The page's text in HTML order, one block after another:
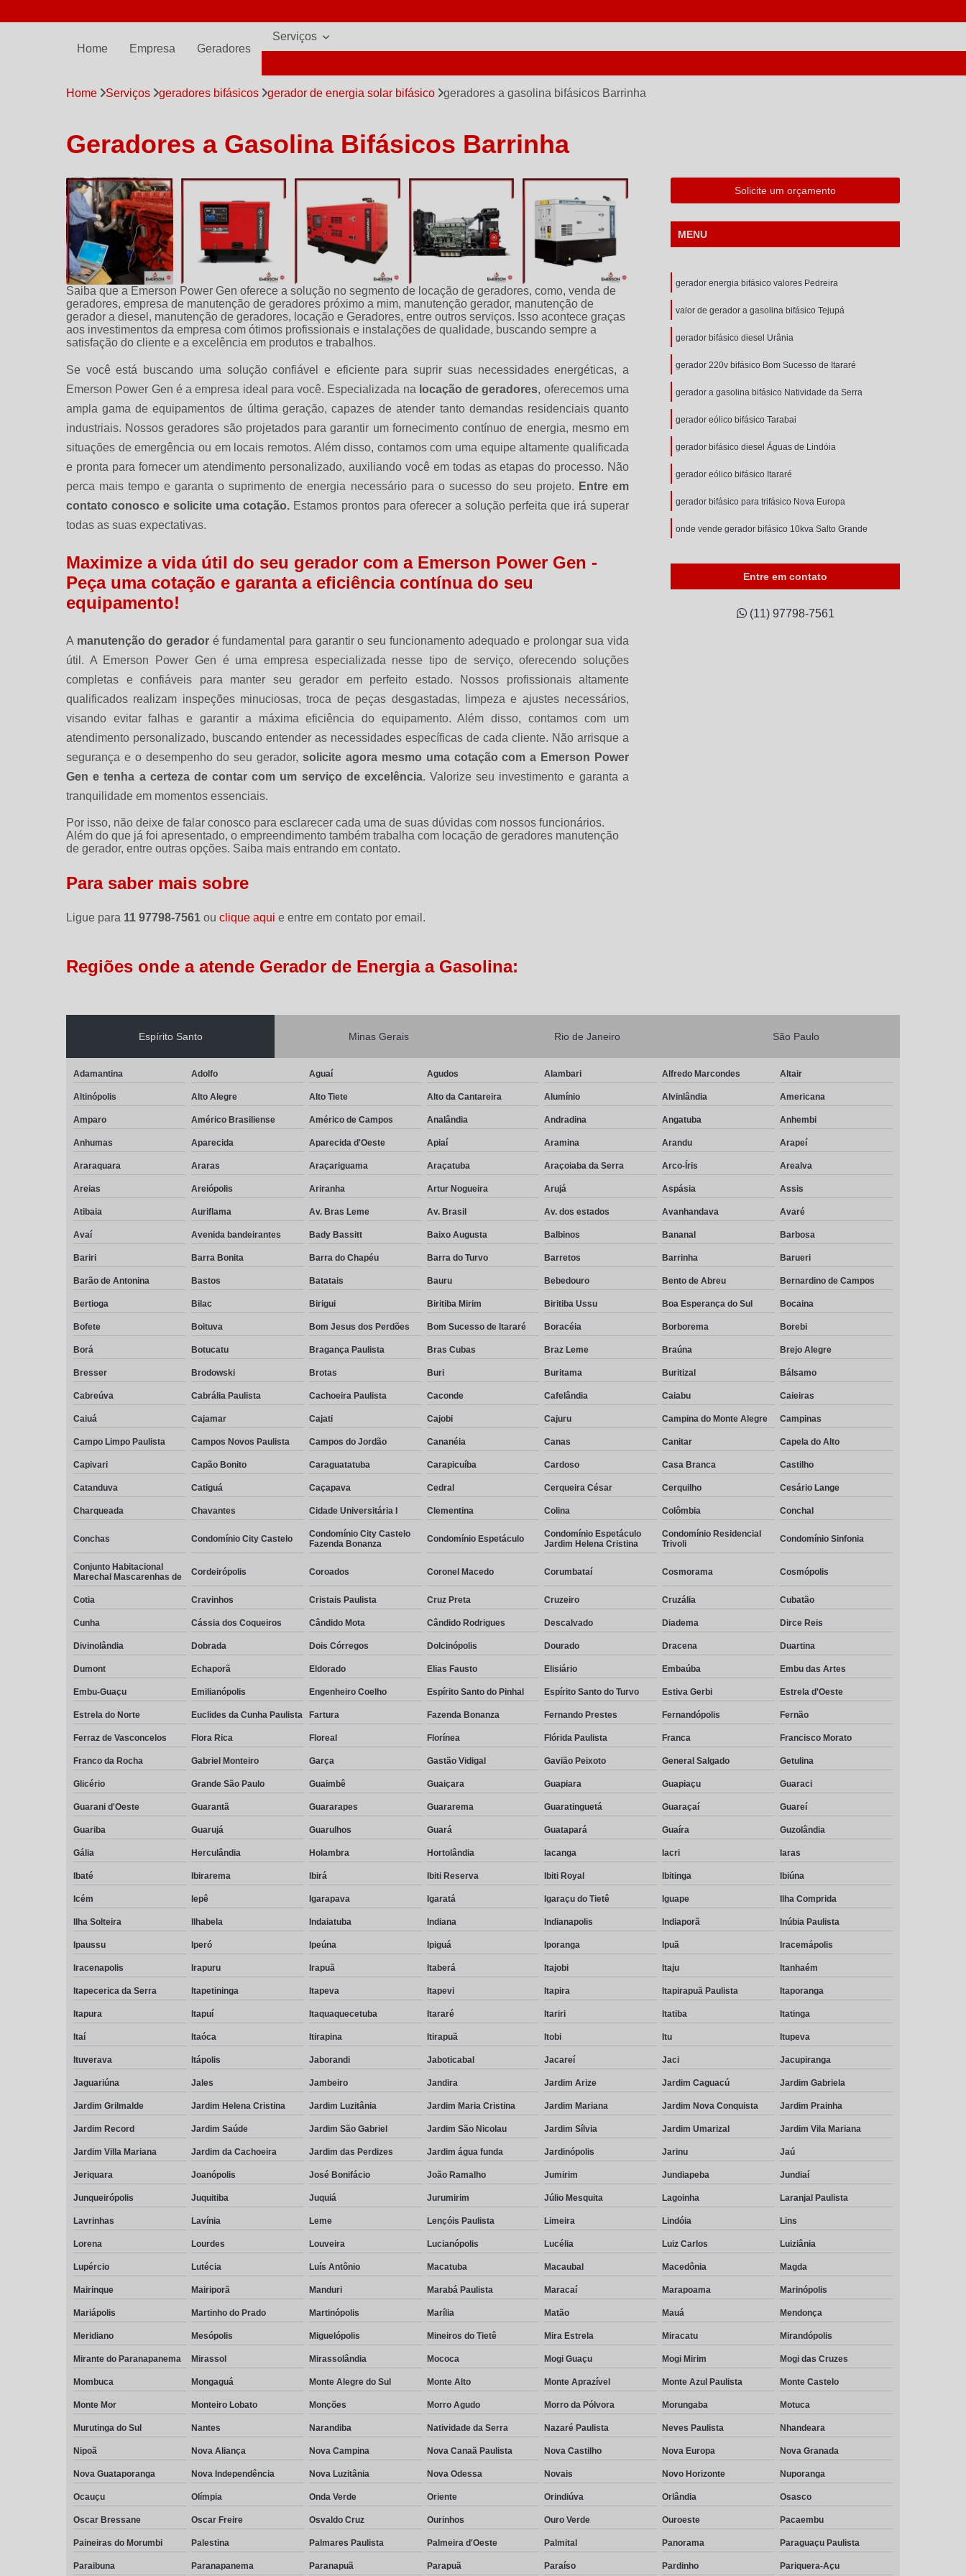
Home Empresa Geradores
Serviços
Home Serviços geradores bifásicos gerador de energia solar bifásico geradores a gasolina bifásicos Barrinha
Geradores a Gasolina Bifásicos Barrinha
Saiba que a Emerson Power Gen oferece a solução no segmento de locação de geradores, como, venda de
geradores, empresa de manutenção de geradores próximo a mim, manutenção gerador, manutenção de
gerador a diesel, manutenção de geradores, locação e Geradores, entre outros serviços. Isso acontece graças
aos investimentos da empresa com ótimos profissionais e instalações de qualidade, buscando sempre a
satisfação do cliente e a excelência em produtos e trabalhos.
Se você está buscando uma solução confiável e eficiente para suprir suas necessidades energéticas, a
Emerson Power Gen é a empresa ideal para você. Especializada na locação de geradores, oferecemos uma
ampla gama de equipamentos de última geração, capazes de atender tanto demandas residenciais quanto
industriais. Nossos geradores são projetados para garantir um fornecimento contínuo de energia, mesmo em
situações de emergência ou em locais remotos. Além disso, contamos com uma equipe altamente qualificada
e pronta para fornecer um atendimento personalizado, auxiliando você em todas as etapas do processo. Não
perca mais tempo e garanta o suprimento de energia necessário para o sucesso do seu projeto. Entre em
contato conosco e solicite uma cotação. Estamos prontos para oferecer a solução perfeita que irá superar
todas as suas expectativas.
Maximize a vida útil do seu gerador com a Emerson Power Gen -
Peça uma cotação e garanta a eficiência contínua do seu
equipamento!
A manutenção do gerador é fundamental para garantir o seu funcionamento adequado e prolongar sua vida
útil. A Emerson Power Gen é uma empresa especializada nesse tipo de serviço, oferecendo soluções
completas e confiáveis para manter seu gerador em perfeito estado. Nossos profissionais altamente
qualificados realizam inspeções minuciosas, troca de peças desgastadas, limpeza e ajustes necessários,
visando evitar falhas e garantir a máxima eficiência do equipamento. Além disso, contamos com um
atendimento personalizado, buscando entender as necessidades específicas de cada cliente. Não arrisque a
segurança e o desempenho do seu gerador, solicite agora mesmo uma cotação com a Emerson Power
Gen e tenha a certeza de contar com um serviço de excelência. Valorize seu investimento e garanta a
tranquilidade em momentos essenciais.
Por isso, não deixe de falar conosco para esclarecer cada uma de suas dúvidas com nossos funcionários.
Além do que já foi apresentado, o empreendimento também trabalha com locação de geradores manutenção
de gerador, entre outras opções. Saiba mais entrando em contato.
Para saber mais sobre
Ligue para 11 97798-7561 ou clique aqui e entre em contato por email.
Solicite um orçamento
MENU
gerador energia bifásico valores Pedreira
valor de gerador a gasolina bifásico Tejupá
gerador bifásico diesel Urânia
gerador 220v bifásico Bom Sucesso de Itararé
gerador a gasolina bifásico Natividade da Serra
gerador eólico bifásico Tarabai
gerador bifásico diesel Águas de Lindóia
gerador eólico bifásico Itararé
gerador bifásico para trifásico Nova Europa
onde vende gerador bifásico 10kva Salto Grande
Entre em contato
(11) 97798-7561
Regiões onde a atende Gerador de Energia a Gasolina:
Espírito Santo Minas Gerais Rio de Janeiro São Paulo
Adamantina Adolfo Aguaí Agudos Alambari Alfredo Marcondes Altair
Altinópolis Alto Alegre Alto Tiete Alto da Cantareira Alumínio Alvinlândia Americana
Amparo Américo Brasiliense Américo de Campos Analândia Andradina Angatuba Anhembi
Anhumas Aparecida Aparecida d'Oeste Apiaí Aramina Arandu Arapeí
Araraquara Araras Araçariguama Araçatuba Araçoiaba da Serra Arco-Íris Arealva
Areias Areiópolis Ariranha Artur Nogueira Arujá Aspásia Assis
Atibaia Auriflama Av. Bras Leme Av. Brasil Av. dos estados Avanhandava Avaré
Avaí Avenida bandeirantes Bady Bassitt Baixo Augusta Balbinos Bananal Barbosa
Bariri Barra Bonita Barra do Chapéu Barra do Turvo Barretos Barrinha Barueri
Barão de Antonina Bastos Batatais Bauru Bebedouro Bento de Abreu Bernardino de Campos
Bertioga Bilac Birigui Biritiba Mirim Biritiba Ussu Boa Esperança do Sul Bocaina
Bofete Boituva Bom Jesus dos Perdões Bom Sucesso de Itararé Boracéia Borborema Borebi
Borá Botucatu Bragança Paulista Bras Cubas Braz Leme Braúna Brejo Alegre
Bresser Brodowski Brotas Buri Buritama Buritizal Bálsamo
Cabreúva Cabrália Paulista Cachoeira Paulista Caconde Cafelândia Caiabu Caieiras
Caiuá Cajamar Cajati Cajobi Cajuru Campina do Monte Alegre Campinas
Campo Limpo Paulista Campos Novos Paulista Campos do Jordão Cananéia Canas Canitar Capela do Alto
Capivari Capão Bonito Caraguatatuba Carapicuíba Cardoso Casa Branca Castilho
Catanduva Catiguá Caçapava Cedral Cerqueira César Cerquilho Cesário Lange
Charqueada Chavantes Cidade Universitária I Clementina Colina Colômbia Conchal
Conchas Condomínio City Castelo
Condomínio City Castelo
Fazenda Bonanza
Condomínio Espetáculo
Condomínio Espetáculo
Jardim Helena Cristina
Condomínio Residencial
Trivoli
Condomínio Sinfonia
Conjunto Habitacional
Marechal Mascarenhas de
Cordeirópolis Coroados Coronel Macedo Corumbataí Cosmorama Cosmópolis
Cotia Cravinhos Cristais Paulista Cruz Preta Cruzeiro Cruzália Cubatão
Cunha Cássia dos Coqueiros Cândido Mota Cândido Rodrigues Descalvado Diadema Dirce Reis
Divinolândia Dobrada Dois Córregos Dolcinópolis Dourado Dracena Duartina
Dumont Echaporã Eldorado Elias Fausto Elisiário Embaúba Embu das Artes
Embu-Guaçu Emilianópolis Engenheiro Coelho Espírito Santo do Pinhal Espírito Santo do Turvo Estiva Gerbi Estrela d'Oeste
Estrela do Norte Euclides da Cunha Paulista Fartura Fazenda Bonanza Fernando Prestes Fernandópolis Fernão
Ferraz de Vasconcelos Flora Rica Floreal Florínea Flórida Paulista Franca Francisco Morato
Franco da Rocha Gabriel Monteiro Garça Gastão Vidigal Gavião Peixoto General Salgado Getulina
Glicério Grande São Paulo Guaimbê Guaiçara Guapiara Guapiaçu Guaraci
Guarani d'Oeste Guarantã Guararapes Guararema Guaratinguetá Guaraçaí Guareí
Guariba Guarujá Guarulhos Guará Guatapará Guaíra Guzolândia
Gália Herculândia Holambra Hortolândia Iacanga Iacri Iaras
Ibaté Ibirarema Ibirá Ibiti Reserva Ibiti Royal Ibitinga Ibiúna
Icém Iepê Igarapava Igaratá Igaraçu do Tietê Iguape Ilha Comprida
Ilha Solteira Ilhabela Indaiatuba Indiana Indianapolis Indiaporã Inúbia Paulista
Ipaussu Iperó Ipeúna Ipiguá Iporanga Ipuã Iracemápolis
Iracenapolis Irapuru Irapuã Itaberá Itajobi Itaju Itanhaém
Itapecerica da Serra Itapetininga Itapeva Itapevi Itapira Itapirapuã Paulista Itaporanga
Itapura Itapuí Itaquaquecetuba Itararé Itariri Itatiba Itatinga
Itaí Itaóca Itirapina Itirapuã Itobi Itu Itupeva
Ituverava Itápolis Jaborandi Jaboticabal Jacareí Jaci Jacupiranga
Jaguariúna Jales Jambeiro Jandira Jardim Arize Jardim Caguacú Jardim Gabriela
Jardim Grilmalde Jardim Helena Cristina Jardim Luzitânia Jardim Maria Cristina Jardim Mariana Jardim Nova Conquista Jardim Prainha
Jardim Record Jardim Saúde Jardim São Gabriel Jardim São Nicolau Jardim Sílvia Jardim Umarizal Jardim Vila Mariana
Jardim Villa Mariana Jardim da Cachoeira Jardim das Perdizes Jardim água funda Jardinópolis Jarinu Jaú
Jeriquara Joanópolis José Bonifácio João Ramalho Jumirim Jundiapeba Jundiaí
Junqueirópolis Juquitiba Juquiá Jurumirim Júlio Mesquita Lagoinha Laranjal Paulista
Lavrinhas Lavínia Leme Lençóis Paulista Limeira Lindóia Lins
Lorena Lourdes Louveira Lucianópolis Lucélia Luiz Carlos Luiziânia
Lupércio Lutécia Luís Antônio Macatuba Macaubal Macedônia Magda
Mairinque Mairiporã Manduri Marabá Paulista Maracaí Marapoama Marinópolis
Mariápolis Martinho do Prado Martinópolis Marília Matão Mauá Mendonça
Meridiano Mesópolis Miguelópolis Mineiros do Tietê Mira Estrela Miracatu Mirandópolis
Mirante do Paranapanema Mirassol Mirassolândia Mococa Mogi Guaçu Mogi Mirim Mogi das Cruzes
Mombuca Mongaguá Monte Alegre do Sul Monte Alto Monte Aprazível Monte Azul Paulista Monte Castelo
Monte Mor Monteiro Lobato Monções Morro Agudo Morro da Pólvora Morungaba Motuca
Murutinga do Sul Nantes Narandiba Natividade da Serra Nazaré Paulista Neves Paulista Nhandeara
Nipoã Nova Aliança Nova Campina Nova Canaã Paulista Nova Castilho Nova Europa Nova Granada
Nova Guataporanga Nova Independência Nova Luzitânia Nova Odessa Novais Novo Horizonte Nuporanga
Ocauçu Olímpia Onda Verde Oriente Orindiúva Orlândia Osasco
Oscar Bressane Oscar Freire Osvaldo Cruz Ourinhos Ouro Verde Ouroeste Pacaembu
Paineiras do Morumbi Palestina Palmares Paulista Palmeira d'Oeste Palmital Panorama Paraguaçu Paulista
Paraibuna Paranapanema Paranapuã Parapuã Paraíso Pardinho Pariquera-Açu